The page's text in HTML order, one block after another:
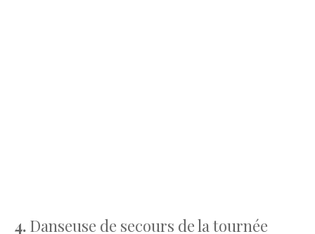
4. Danseuse de secours de la tournée